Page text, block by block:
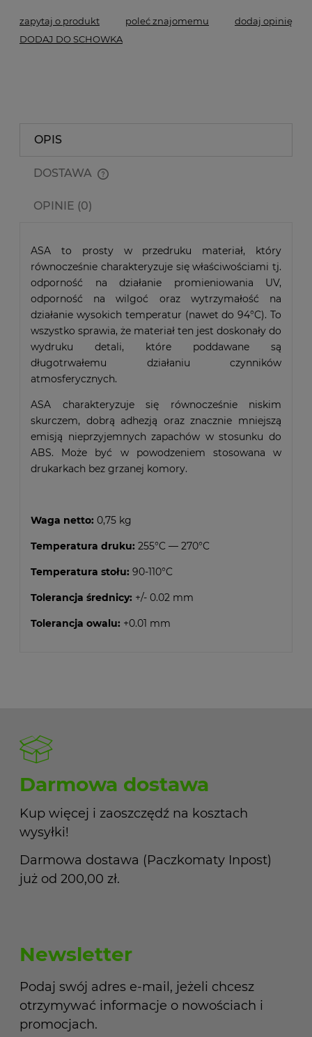
zapytaj o produkt poleć znajomemu
dodaj opinię
DODAJ DO SCHOWKA
OPIS
DOSTAWA
OPINIE (0)
ASA to prosty w przedruku materiał, który
równocześnie charakteryzuje się właściwościami tj.
odporność na działanie promieniowania UV,
odporność na wilgoć oraz wytrzymałość na
działanie wysokich temperatur (nawet do 94°C). To
wszystko sprawia, że materiał ten jest doskonały do
wydruku detali, które poddawane są
długotrwałemu działaniu czynników
atmosferycznych.
ASA charakteryzuje się równocześnie niskim
skurczem, dobrą adhezją oraz znacznie mniejszą
emisją nieprzyjemnych zapachów w stosunku do
ABS. Może być w powodzeniem stosowana w
drukarkach bez grzanej komory.
Waga netto: 0,75 kg
Temperatura druku: 255°C — 270°C
Temperatura stołu: 90-110°C
Tolerancja średnicy: +/- 0.02 mm
Tolerancja owalu: +0.01 mm
Darmowa dostawa
Kup więcej i zaoszczędź na kosztach
wysyłki!
Darmowa dostawa (Paczkomaty Inpost)
już od 200,00 zł.
Newsletter
Podaj swój adres e-mail, jeżeli chcesz
otrzymywać informacje o nowościach i
promocjach.